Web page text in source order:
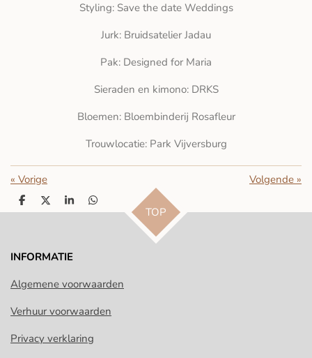
Styling: Save the date Weddings
Jurk: Bruidsatelier Jadau
Pak: Designed for Maria
Sieraden en kimono: DRKS
Bloemen: Bloembinderij Rosafleur
Trouwlocatie: Park Vijversburg
« Vorige Volgende »
D
e
D
e
S
h
D
e
TOP
INFORMATIE
Algemene voorwaarden
Verhuur voorwaarden
Privacy verklaring